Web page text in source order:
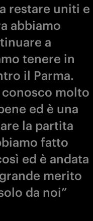
restare uniti e
abbiamo
a
tenere in
il Parma.
conosco molto
ed è una
la partita
fatto
ed è andata
merito
da noi”